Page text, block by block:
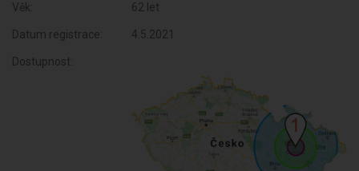
Věk: 62 let
Datum registrace: 4.5.2021
Dostupnost: